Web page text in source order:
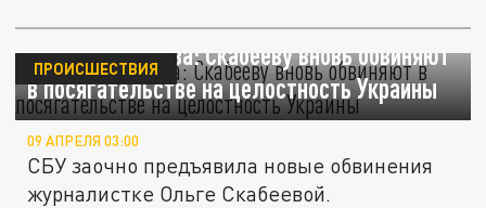
Не опять, а снова: Скабееву вновь обвиняют
в посягательстве на целостность Украины
ПРОИСШЕСТВИЯ
09 АПРЕЛЯ 03:00
СБУ заочно предъявила новые обвинения
журналистке Ольге Скабеевой.